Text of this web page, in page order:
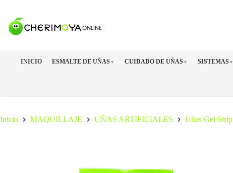
contenido
INICIO ESMALTE DE UÑAS ▼ CUIDADO DE UÑAS ▼ SISTEMAS ▼
Inicio MAQUILLAJE UÑAS ARTIFICIALES Uñas Gel Strip